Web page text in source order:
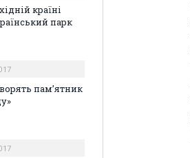
країні
парк
пам’ятник